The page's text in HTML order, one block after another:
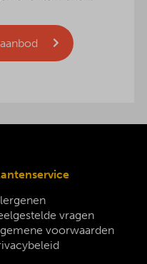
vragen
voorwaarden